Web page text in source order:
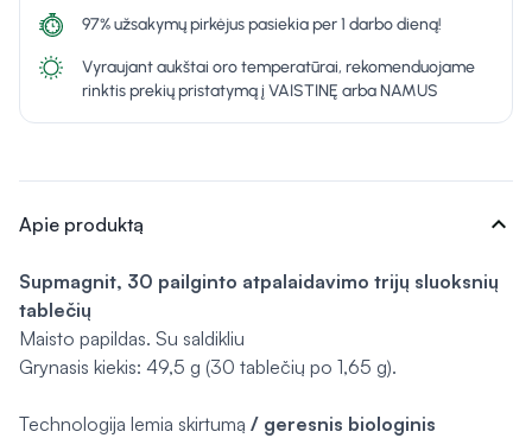
97% užsakymų pirkėjus pasiekia per 1 darbo dieną!
Vyraujant aukštai oro temperatūrai, rekomenduojame
rinktis prekių pristatymą į VAISTINĘ arba NAMUS
Apie produktą expand_more
Supmagnit, 30 pailginto atpalaidavimo trijų sluoksnių
tablečių
Maisto papildas. Su saldikliu
Grynasis kiekis: 49,5 g (30 tablečių po 1,65 g).
Technologija lemia skirtumą / geresnis biologinis